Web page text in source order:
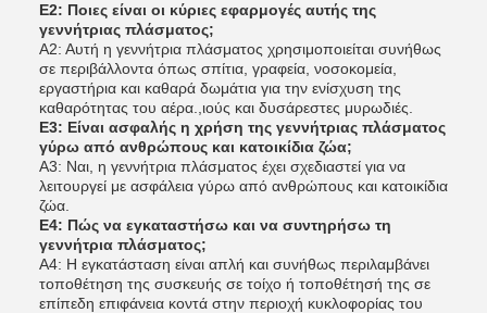
Ε2: Ποιες είναι οι κύριες εφαρμογές αυτής της
γεννήτριας πλάσματος;
Α2: Αυτή η γεννήτρια πλάσματος χρησιμοποιείται συνήθως
σε περιβάλλοντα όπως σπίτια, γραφεία, νοσοκομεία,
εργαστήρια και καθαρά δωμάτια για την ενίσχυση της
καθαρότητας του αέρα.,ιούς και δυσάρεστες μυρωδιές.
Ε3: Είναι ασφαλής η χρήση της γεννήτριας πλάσματος
γύρω από ανθρώπους και κατοικίδια ζώα;
Α3: Ναι, η γεννήτρια πλάσματος έχει σχεδιαστεί για να
λειτουργεί με ασφάλεια γύρω από ανθρώπους και κατοικίδια
ζώα.
Ε4: Πώς να εγκαταστήσω και να συντηρήσω τη
γεννήτρια πλάσματος;
Α4: Η εγκατάσταση είναι απλή και συνήθως περιλαμβάνει
τοποθέτηση της συσκευής σε τοίχο ή τοποθέτησή της σε
επίπεδη επιφάνεια κοντά στην περιοχή κυκλοφορίας του